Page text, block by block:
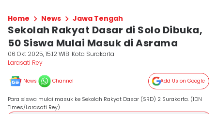
Home News Jawa Tengah
Sekolah Rakyat Dasar di Solo Dibuka,
50 Siswa Mulai Masuk di Asrama
06 Okt 2025, 15:12 WIB Kota Surakarta
Larasati Rey
News Channel Add Us on Google
Para siswa mulai masuk ke Sekolah Rakyat Dasar (SRD) 2 Surakarta. (IDN
Times/Larasati Rey)